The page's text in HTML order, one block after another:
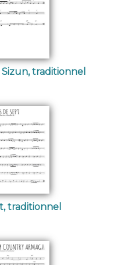
traditionnel
traditionnel